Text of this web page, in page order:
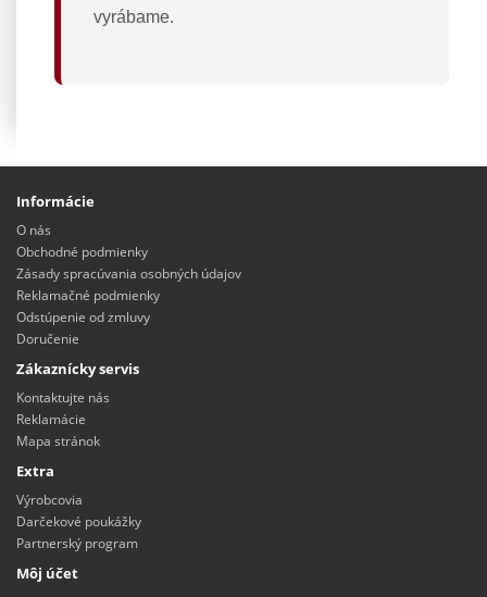
vyrábame.
Informácie
O nás
Obchodné podmienky
Zásady spracúvania osobných údajov
Reklamačné podmienky
Odstúpenie od zmluvy
Doručenie
Zákaznícky servis
Kontaktujte nás
Reklamácie
Mapa stránok
Extra
Výrobcovia
Darčekové poukážky
Partnerský program
Môj účet